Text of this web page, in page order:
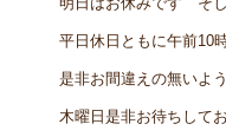
平日休日ともに午前10
是非お間違えの無いよ
木曜日是非お待ちして